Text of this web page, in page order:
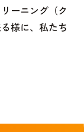
ーニング（ク
様に、私たち